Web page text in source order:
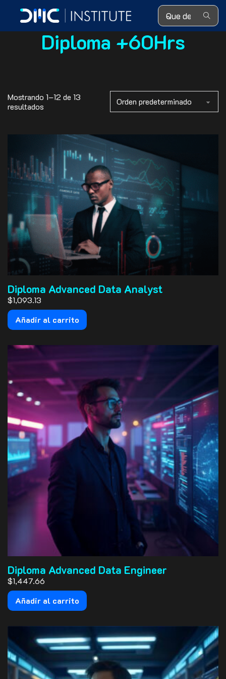
Search ...
Diploma +60Hrs
Mostrando 1–12 de 13
resultados
Diploma Advanced Data Analyst
$1,093.13
Añadir al carrito
Diploma Advanced Data Engineer
$1,447.66
Añadir al carrito